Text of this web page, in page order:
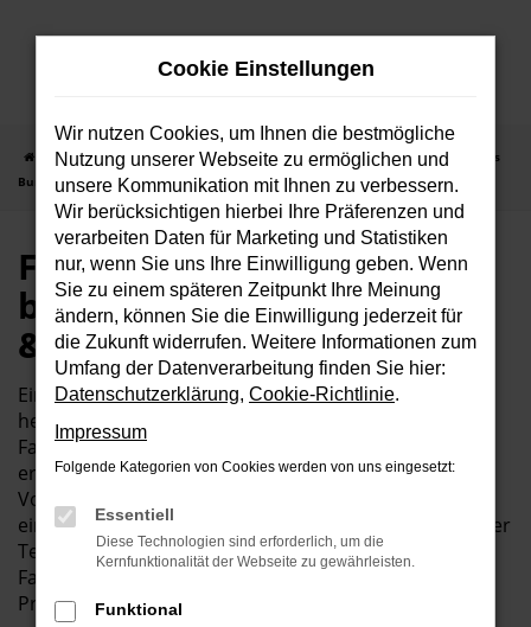
Zum
Startseite Ford Ford Focus
Ford-Focus Vorführwagen bei Autohaus
Bunk GmbH & Co. KG im Saarland
Ford-Focus Vorführwagen
bei Autohaus Bunk GmbH
& Co. KG im Saarland
Ein Ford-Focus Vorführwagen bietet Ihnen eine
hervorragende Gelegenheit, ein nahezu neues
Fahrzeug zu einem besonders attraktiven Preis zu
erwerben. Diese Fahrzeuge wurden von uns als
Vorführwagen genutzt und sind in einem
einwandfreien Zustand. Sie profitieren von modernster
Technik, hoher Ausstattung und einem fast neuen
Fahrgefühl – und das zu einem deutlich günstigeren
Preis als ein Neuwagen.
Cookie Einstellungen
Wir nutzen Cookies, um Ihnen die bestmögliche
Nutzung unserer Webseite zu ermöglichen und
unsere Kommunikation mit Ihnen zu verbessern.
Wir berücksichtigen hierbei Ihre Präferenzen und
verarbeiten Daten für Marketing und Statistiken
nur, wenn Sie uns Ihre Einwilligung geben. Wenn
Sie zu einem späteren Zeitpunkt Ihre Meinung
ändern, können Sie die Einwilligung jederzeit für
die Zukunft widerrufen. Weitere Informationen zum
Umfang der Datenverarbeitung finden Sie hier:
Datenschutzerklärung, Cookie-Richtlinie.
Impressum
Folgende Kategorien von Cookies werden von uns eingesetzt:
Essentiell
Diese Technologien sind erforderlich, um die
Kernfunktionalität der Webseite zu gewährleisten.
Funktional